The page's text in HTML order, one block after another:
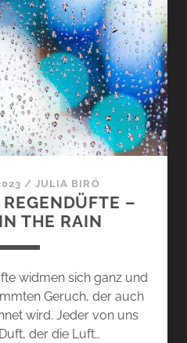
VON
FRÉDÉRIC
MALLE
–
DER
HIMMEL
KANN
WARTEN
/JULIA BIRÓ
–
THE RAIN
widmen sich ganz und
Geruch, der auch
wird. Jeder von uns
der die Luft…